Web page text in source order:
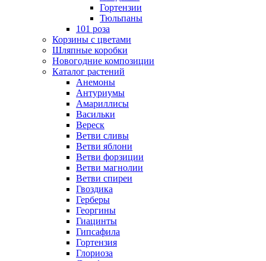
Гортензии
Тюльпаны
101 роза
Корзины с цветами
Шляпные коробки
Новогодние композиции
Каталог растений
Анемоны
Антуриумы
Амариллисы
Васильки
Вереск
Ветви сливы
Ветви яблони
Ветви форзиции
Ветви магнолии
Ветви спиреи
Гвоздика
Герберы
Георгины
Гиацинты
Гипсафила
Гортензия
Глориоза